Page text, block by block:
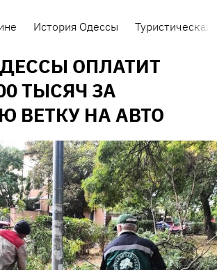
История Одессы Туристическая
ОПЛАТИТ
ТЫСЯЧ ЗА
ВЕТКУ НА АВТО